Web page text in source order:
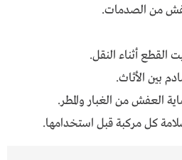
من الصدمات.
القطع أثناء النقل.
بين الأثاث.
العفش من الغبار والمطر.
كل مركبة قبل استخدامها.